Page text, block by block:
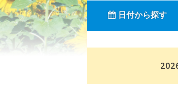
日付から探す